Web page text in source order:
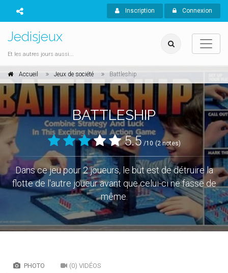
Inscription Connexion
Jedisjeux
Et les autres jours aussi...
Accueil Jeux de société Battleship
BATTLESHIP
5.5 /10 (2 notes)
Dans ce jeu pour 2 joueurs, le but est de détruire la
flotte de l'autre joueur avant que celui-ci ne fasse de
même.
PHOTO (0) VIDÉOS